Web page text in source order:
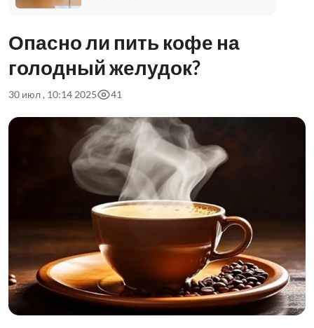
Опасно ли пить кофе на
голодный желудок?
30 июл , 10:14 2025 41